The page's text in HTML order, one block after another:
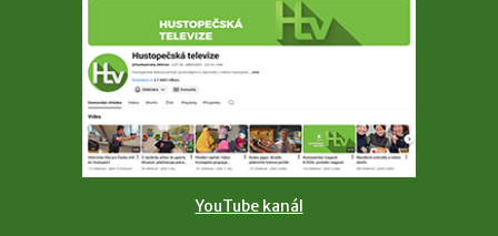
YouTube kanál